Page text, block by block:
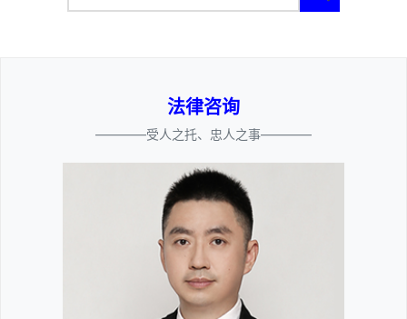
法律咨询
————受人之托、忠人之事————